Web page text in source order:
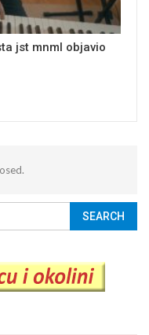
jst mnml objavio